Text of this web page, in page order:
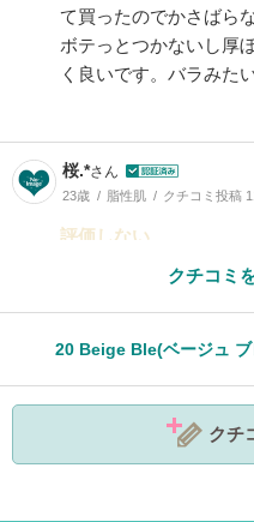
て買ったのでかさばら
ボテっとつかないし厚
く良いです。バラみた
桜.*さん
23歳 脂性肌 クチコミ投稿
評価しない
クチコミ
20 Beige Ble(ベージュ ブ
クチ